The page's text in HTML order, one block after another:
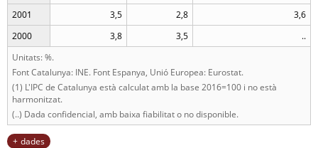
2001
3,5 2,8
3,6
2000
3,8 3,5
..
Unitats: %.
Font Catalunya: INE. Font Espanya, Unió Europea: Eurostat.
(1) L'IPC de Catalunya està calculat amb la base 2016=100 i no està
harmonitzat.
(..) Dada confidencial, amb baixa fiabilitat o no disponible.
dades